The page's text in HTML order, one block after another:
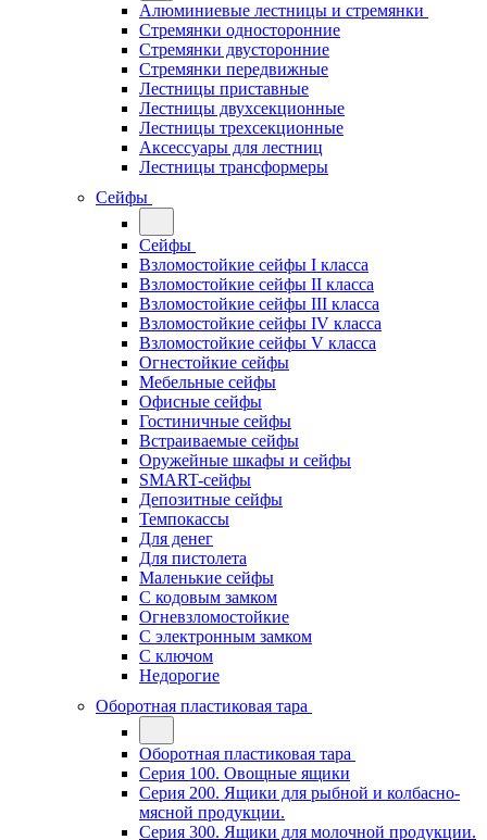
Алюминиевые лестницы и стремянки
Стремянки односторонние
Стремянки двусторонние
Стремянки передвижные
Лестницы приставные
Лестницы двухсекционные
Лестницы трехсекционные
Аксессуары для лестниц
Лестницы трансформеры
Сейфы
Сейфы
Взломостойкие сейфы I класса
Взломостойкие сейфы II класса
Взломостойкие сейфы III класса
Взломостойкие сейфы IV класса
Взломостойкие сейфы V класса
Огнестойкие сейфы
Мебельные сейфы
Офисные сейфы
Гостиничные сейфы
Встраиваемые сейфы
Оружейные шкафы и сейфы
SMART-сейфы
Депозитные сейфы
Темпокассы
Для денег
Для пистолета
Маленькие сейфы
С кодовым замком
Огневзломостойкие
С электронным замком
С ключом
Недорогие
Оборотная пластиковая тара
Оборотная пластиковая тара
Серия 100. Овощные ящики
Серия 200. Ящики для рыбной и колбасно-
мясной продукции.
Серия 300. Ящики для молочной продукции.